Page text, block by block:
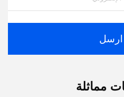
ارسل
مماثلة